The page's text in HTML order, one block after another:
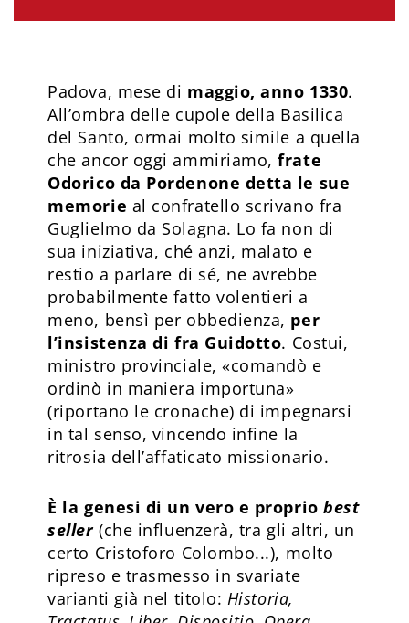
Padova, mese di maggio, anno 1330.
All’ombra delle cupole della Basilica
del Santo, ormai molto simile a quella
che ancor oggi ammiriamo,frate
Odorico da Pordenone detta le sue
memorie al confratello scrivano fra
Guglielmo da Solagna. Lo fa non di
sua iniziativa, ché anzi, malato e
restio a parlare di sé, ne avrebbe
probabilmente fatto volentieri a
meno, bensì per obbedienza, per
l’insistenza di fra Guidotto. Costui,
ministro provinciale, «comandò e
ordinò in maniera importuna»
(riportano le cronache) di impegnarsi
in tal senso, vincendo infine la
ritrosia dell’affaticato missionario.
È la genesi di un vero e propriobest
seller(che influenzerà, tra gli altri, un
certo Cristoforo Colombo...), molto
ripreso e trasmesso in svariate
varianti già nel titolo: Historia,